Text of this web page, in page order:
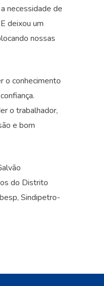
necessidade de
deixou um
nossas
o conhecimento
o trabalhador,
e bom
do Distrito
Sindipetro-